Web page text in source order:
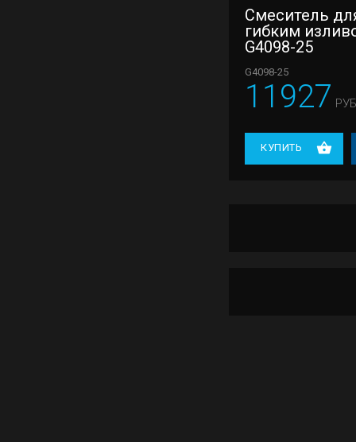
Смеситель
гибким
G4098-25
G4098-25
11927
КУПИТЬ